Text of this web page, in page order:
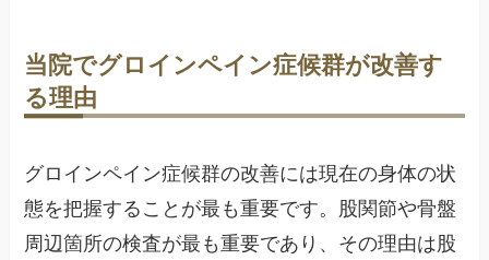
当院でグロインペイン症候群が改善す
る理由
グロインペイン症候群の改善には現在の身体の状
態を把握することが最も重要です。股関節や骨盤
周辺箇所の検査が最も重要であり、その理由は股